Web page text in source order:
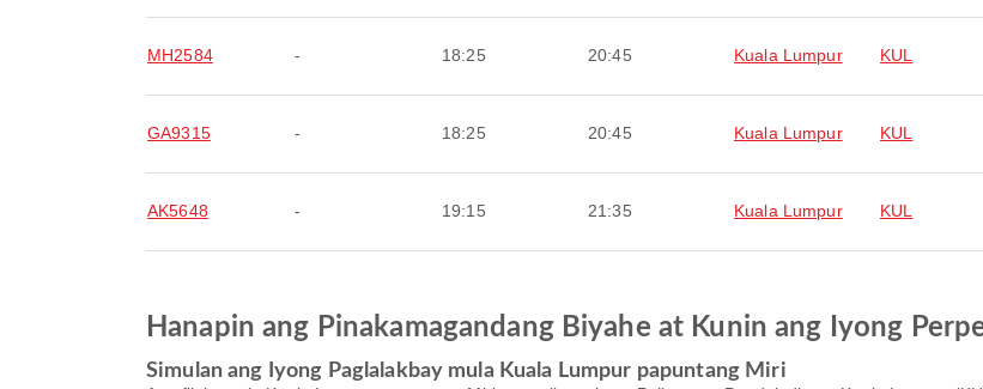
MH2584 - 18:25 20:45 Kuala Lumpur KUL
GA9315 - 18:25 20:45 Kuala Lumpur KUL
AK5648 - 19:15 21:35 Kuala Lumpur KUL
Hanapin ang Pinakamagandang Biyahe at Kunin ang Iyong
Simulan ang Iyong Paglalakbay mula Kuala Lumpur papuntang Miri